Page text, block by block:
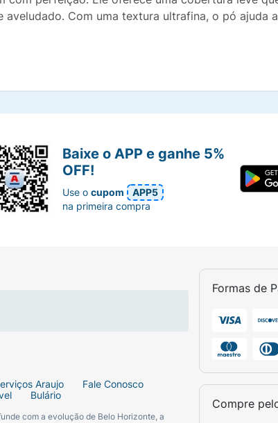
Com uma textura ultrafina, o pó ajuda
Araujo
Fale Conosco
Bulário
com a evolução de Belo Horizonte, a
Formas de
Compre
Baixe o APP e ganhe 5%
OFF!
Use ocupom
APP5
na primeira compra